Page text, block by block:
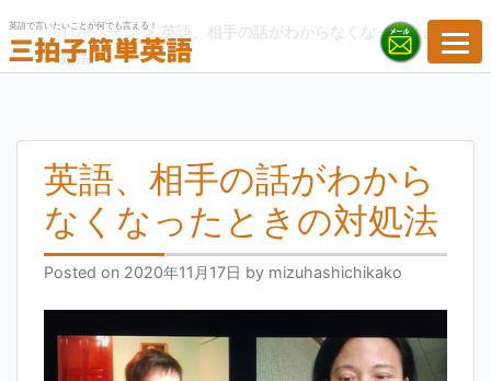
to
content
英語で言いたいことが何でも言える！
TOPページ> 英語、相手の話がわからなくなったときの対
処法
英語、相手の話がわから
なくなったときの対処法
Posted on 2020年11月17日 by mizuhashichikako